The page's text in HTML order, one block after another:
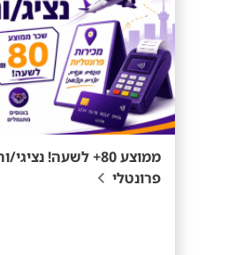
ממוצע 80+ לשעה!
פרונטלי